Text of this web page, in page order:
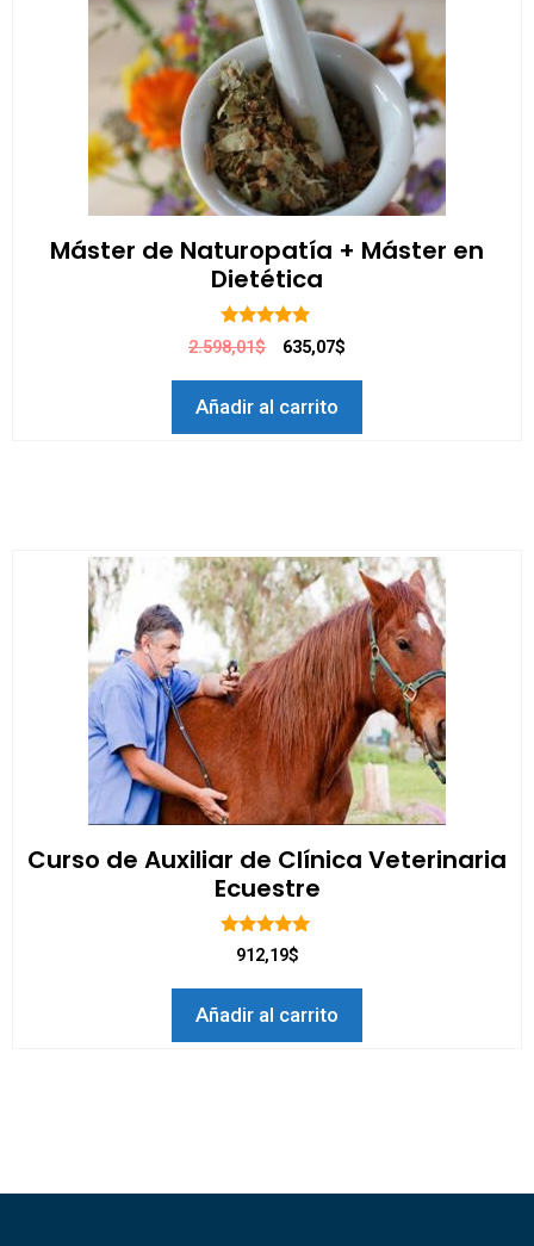
Máster de Naturopatía + Máster en
Dietética
5.00
de 5
2.598,01$ 635,07$
Añadir al carrito
Curso de Auxiliar de Clínica Veterinaria
Ecuestre
5.00
de 5
912,19$
Añadir al carrito